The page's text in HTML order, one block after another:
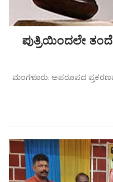
ಪುತ್ರಿಯಿಂದಲೇ ತಂದೆ
ಮಂಗಳೂರು: ಅಪರೂಪದ